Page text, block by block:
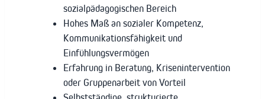
sozialpädagogischen Bereich
Hohes Maß an sozialer Kompetenz,
Kommunikationsfähigkeit und
Einfühlungsvermögen
Erfahrung in Beratung, Krisenintervention
oder Gruppenarbeit von Vorteil